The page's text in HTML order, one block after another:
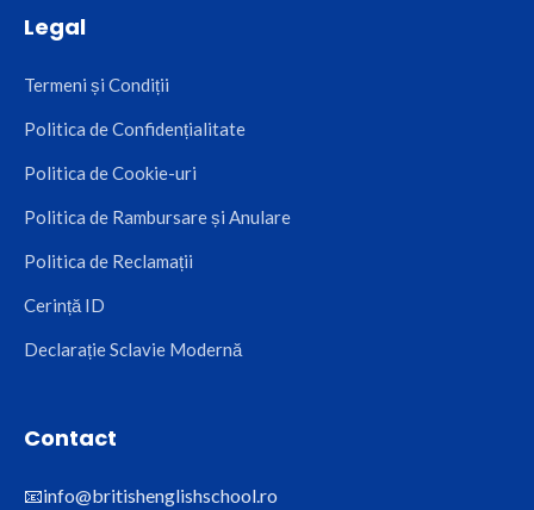
Legal
Termeni și Condiții
Politica de Confidențialitate
Politica de Cookie-uri
Politica de Rambursare și Anulare
Politica de Reclamații
Cerință ID
Declarație Sclavie Modernă
Contact
📧info@britishenglishschool.ro